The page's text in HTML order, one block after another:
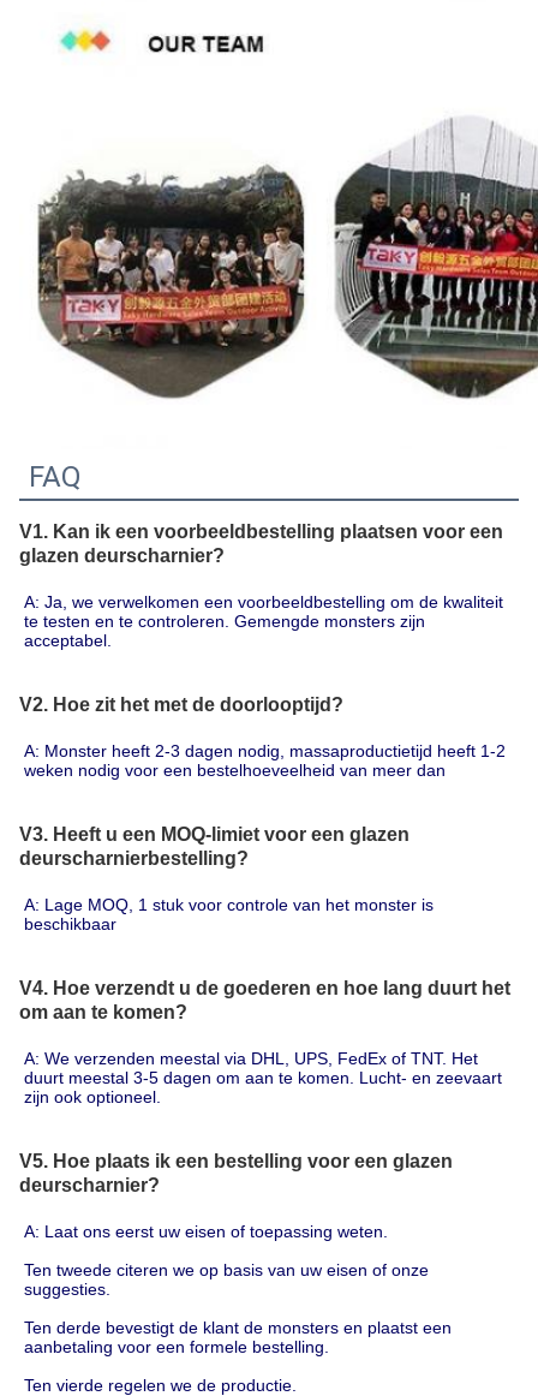
FAQ
V1. Kan ik een voorbeeldbestelling plaatsen voor een
glazen deurscharnier?
A: Ja, we verwelkomen een voorbeeldbestelling om de kwaliteit
te testen en te controleren. Gemengde monsters zijn
acceptabel.
V2. Hoe zit het met de doorlooptijd?
A: Monster heeft 2-3 dagen nodig, massaproductietijd heeft 1-2
weken nodig voor een bestelhoeveelheid van meer dan
V3. Heeft u een MOQ-limiet voor een glazen
deurscharnierbestelling?
A: Lage MOQ, 1 stuk voor controle van het monster is
beschikbaar
V4. Hoe verzendt u de goederen en hoe lang duurt het
om aan te komen?
A: We verzenden meestal via DHL, UPS, FedEx of TNT. Het
duurt meestal 3-5 dagen om aan te komen. Lucht- en zeevaart
zijn ook optioneel.
V5. Hoe plaats ik een bestelling voor een glazen
deurscharnier?
A: Laat ons eerst uw eisen of toepassing weten.
Ten tweede citeren we op basis van uw eisen of onze
suggesties.
Ten derde bevestigt de klant de monsters en plaatst een
aanbetaling voor een formele bestelling.
Ten vierde regelen we de productie.